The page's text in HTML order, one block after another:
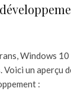
Windows
un aperçu
: